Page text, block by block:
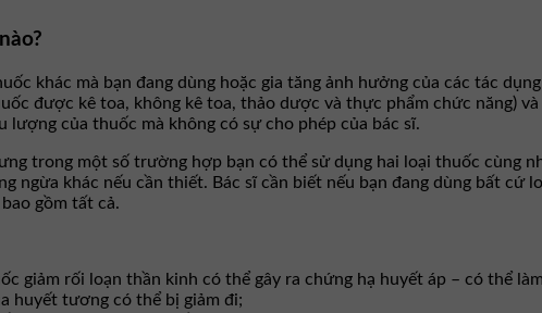
khác mà bạn đang dùng hoặc gia tăng ảnh hưởng của các tác
được kê toa, không kê toa, thảo dược và thực phẩm chức năng)
của thuốc mà không có sự cho phép của bác sĩ.
trong một số trường hợp bạn có thể sử dụng hai loại thuốc cùng
ngừa khác nếu cần thiết. Bác sĩ cần biết nếu bạn đang dùng bất
gồm tất cả.
giảm rối loạn thần kinh có thể gây ra chứng hạ huyết áp – có thể
huyết tương có thể bị giảm đi;